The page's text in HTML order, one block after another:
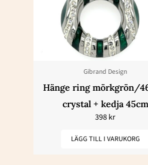
Gibrand Design
Hänge ring mörkgrön/
crystal + kedja 45cm
398kr
LÄGG TILL I VARUKORG